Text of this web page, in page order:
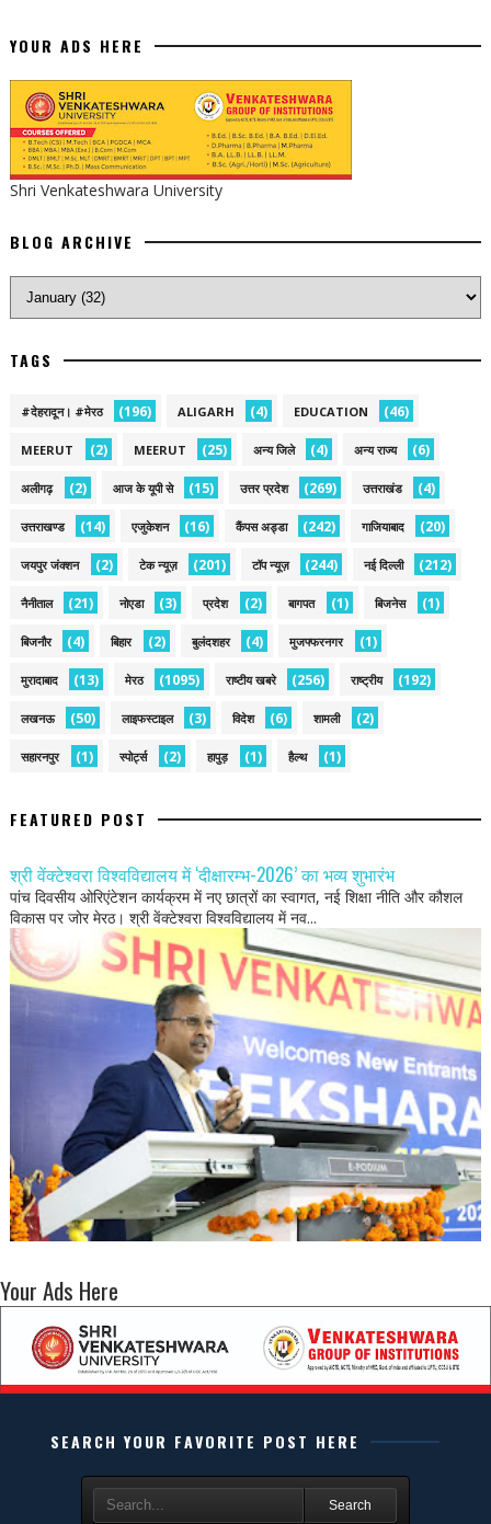
YOUR ADS HERE
Shri Venkateshwara University
BLOG ARCHIVE
TAGS
#देहरादून। #मेरठ (196) ALIGARH (4) EDUCATION (46)
MEERUT (2) MEERUT (25) अन्य जिले (4) अन्य राज्य (6)
अलीगढ़ (2) आज के यूपी से (15) उत्तर प्रदेश (269) उत्तराखंड (4)
उत्तराखण्ड (14) एजुकेशन (16) कैंपस अड्डा (242) गाजियाबाद (20)
जयपुर जंक्शन (2) टेक न्यूज़ (201) टॉप न्यूज़ (244) नई द‍िल्ली (212)
नैनीताल (21) नोएडा (3) प्रदेश (2) बागपत (1) बिजनेस (1)
बिजनौर (4) बिहार (2) बुलंदशहर (4) मुजफ्फरनगर (1)
मुरादाबाद (13) मेरठ (1095) राष्टीय खबरे (256) राष्ट्रीय (192)
लखनऊ (50) लाइफस्टाइल (3) विदेश (6) शामली (2)
सहारनपुर (1) स्पोर्ट्स (2) हापुड़ (1) हैल्थ (1)
FEATURED POST
श्री वेंक्टेश्वरा विश्वविद्यालय में ‘दीक्षारम्भ-2026’ का भव्य शुभारंभ
पांच दिवसीय ओरिएंटेशन कार्यक्रम में नए छात्रों का स्वागत, नई शिक्षा नीति और कौशल
विकास पर जोर मेरठ। श्री वेंक्टेश्वरा विश्वविद्यालय में नव...
Your Ads Here
SEARCH YOUR FAVORITE POST HERE
Search